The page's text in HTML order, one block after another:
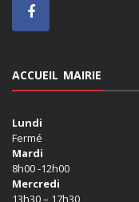
ACCUEIL MAIRIE
Lundi
Fermé
Mardi
8h00 -12h00
Mercredi
13h30 – 17h30